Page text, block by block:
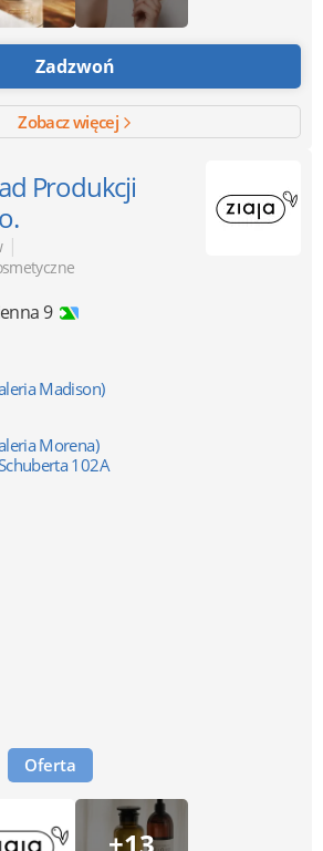
Zadzwoń
Zobacz więcej
Produkcji
|
9
Madison)
Morena)
102A
Oferta